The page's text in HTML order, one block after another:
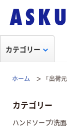
カテゴリー
ホーム 「出荷
カテゴリー
ハンドソープ/洗